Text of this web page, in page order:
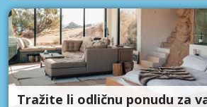
Tražite li odličnu ponudu za